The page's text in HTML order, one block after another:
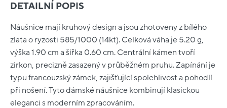
DETAILNÍ POPIS
Náušnice mají kruhový design a jsou zhotoveny z bílého
zlata o ryzosti 585/1000 (14kt). Celková váha je 5.20 g,
výška 1.90 cm a šířka 0.60 cm. Centrální kámen tvoří
zirkon, precizně zasazený v průběžném pruhu. Zapínání je
typu francouzský zámek, zajišťující spolehlivost a pohodlí
při nošení. Tyto dámské náušnice kombinují klasickou
eleganci s moderním zpracováním.